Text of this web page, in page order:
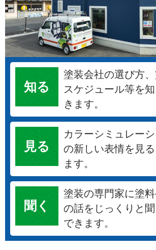
知る
塗装会社の選び方
スケジュール等を
きます。
見る
カラーシミュレー
の新しい表情を見
ます。
聞く
塗装の専門家に塗
の話をじっくりと
できます。